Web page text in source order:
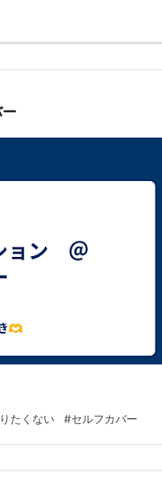
たくない #セルフカバー